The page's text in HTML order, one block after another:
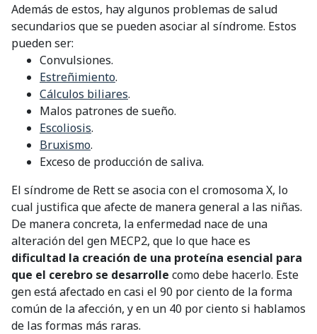
Además de estos, hay algunos problemas de salud
secundarios que se pueden asociar al síndrome. Estos
pueden ser:
Convulsiones.
Estreñimiento.
Cálculos biliares.
Malos patrones de sueño.
Escoliosis.
Bruxismo.
Exceso de producción de saliva.
El síndrome de Rett se asocia con el cromosoma X, lo
cual justifica que afecte de manera general a las niñas.
De manera concreta, la enfermedad nace de una
alteración del gen MECP2, que lo que hace es
dificultad la creación de una proteína esencial para
que el cerebro se desarrolle como debe hacerlo. Este
gen está afectado en casi el 90 por ciento de la forma
común de la afección, y en un 40 por ciento si hablamos
de las formas más raras.